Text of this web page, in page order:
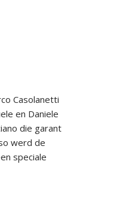
Casolanetti
en Daniele
die garant
werd de
speciale